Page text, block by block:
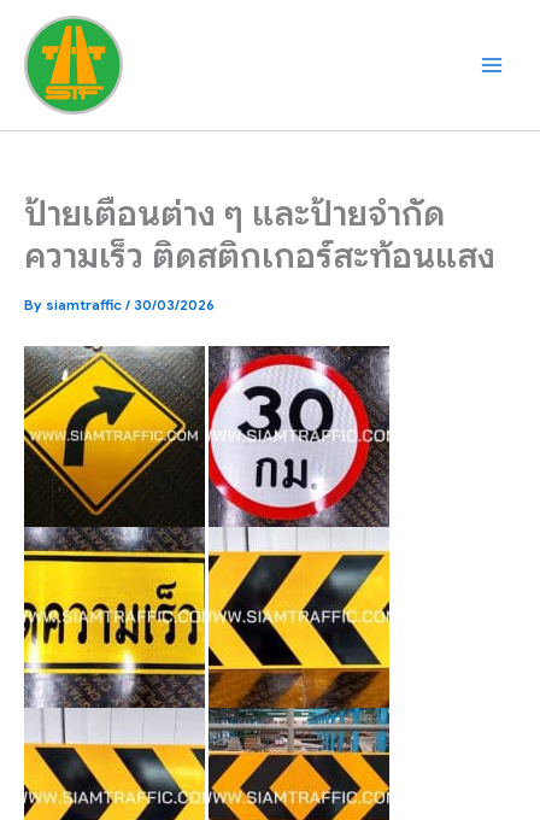
content
ป้ายเตือนต่าง ๆ และป้ายจำกัด
ความเร็ว ติดสติกเกอร์สะท้อนแสง
By siamtraffic / 30/03/2026